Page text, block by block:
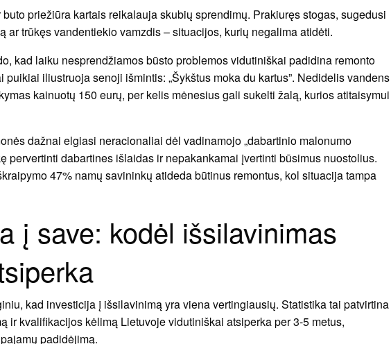
priežiūra kartais reikalauja skubių sprendimų. Prakiuręs stogas, sugedusi
ar trūkęs vandentiekio vamzdis – situacijos, kurių negalima atidėti.
kad laiku nesprendžiamos būsto problemos vidutiniškai padidina remonto
puikiai iliustruoja senoji išmintis: „Šykštus moka du kartus”. Nedidelis vandens
kainuotų 150 eurų, per kelis mėnesius gali sukelti žalą, kurios atitaisymui
dažnai elgiasi neracionaliai dėl vadinamojo „dabartinio malonumo
pervertinti dabartines išlaidas ir nepakankamai įvertinti būsimus nuostolius.
47% namų savininkų atideda būtinus remontus, kol situacija tampa
į save: kodėl išsilavinimas
kad investicija į išsilavinimą yra viena vertingiausių. Statistika tai patvirtina
ir kvalifikacijos kėlimą Lietuvoje vidutiniškai atsiperka per 3-5 metus,
padidėjimą.